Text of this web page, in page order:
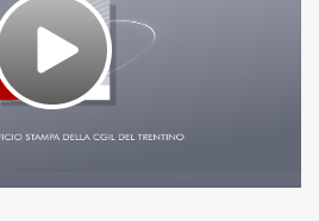
Play
Video